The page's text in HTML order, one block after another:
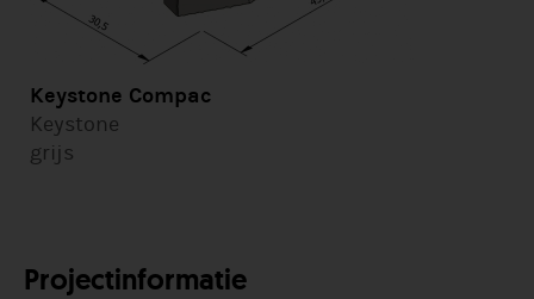
Keystone Compac
Keystone
grijs
Projectinformatie